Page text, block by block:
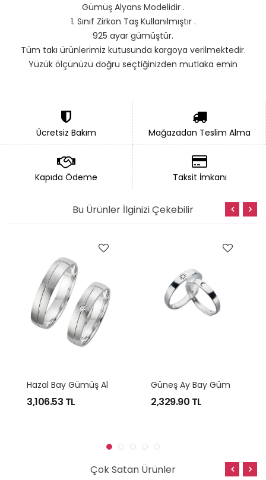
Gümüş Alyans Modelidir .
1. Sınıf Zirkon Taş Kullanılmıştır .
925 ayar gümüştür.
Tüm takı ürünlerimiz kutusunda kargoya verilmektedir.
Yüzük ölçünüzü doğru seçtiğinizden mutlaka emin
üretilerek sizlerin beğenisine sunulmuştur.
Ücretsiz Bakım Mağazadan Teslim Alma
Kapıda Ödeme Taksit İmkanı
Bu Ürünler İlginizi Çekebilir
3,106.53 TL 2,329.90 TL
Çok Satan Ürünler